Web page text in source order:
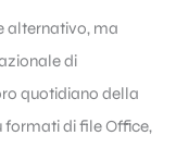
alternativo, ma
di
quotidiano della
formati di file Office,